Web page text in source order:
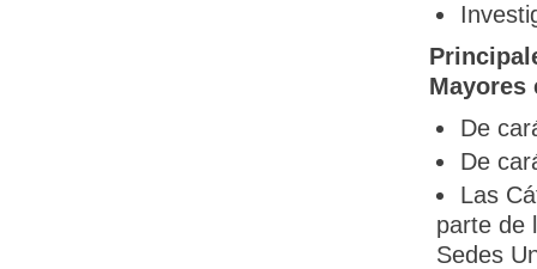
Mayores
De
De
Las
parte de
Sedes